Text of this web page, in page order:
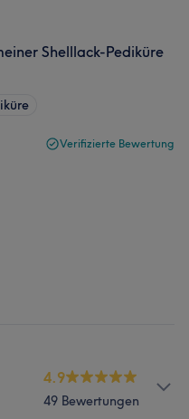
Shelllack-Pediküre
Verifizierte Bewertung
4.9
49 Bewertungen